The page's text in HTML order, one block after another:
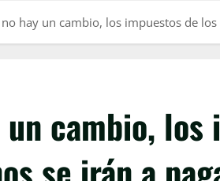
no hay un cambio, los impuestos de
un cambio,